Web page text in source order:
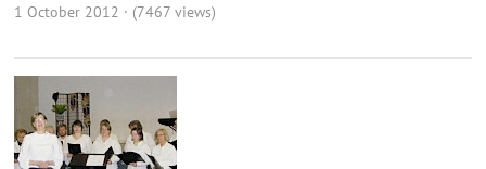
1 October 2012 · (7467 views)